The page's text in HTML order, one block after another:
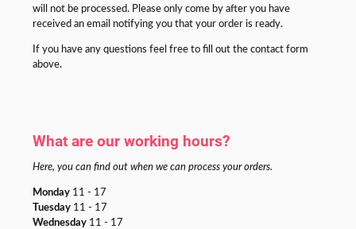
will not be processed. Please only come by after you have
received an email notifying you that your order is ready.
If you have any questions feel free to fill out the contact form
above.
What are our working hours?
Here, you can find out when we can process your orders.
Monday 11 - 17
Tuesday 11 - 17
Wednesday 11 - 17